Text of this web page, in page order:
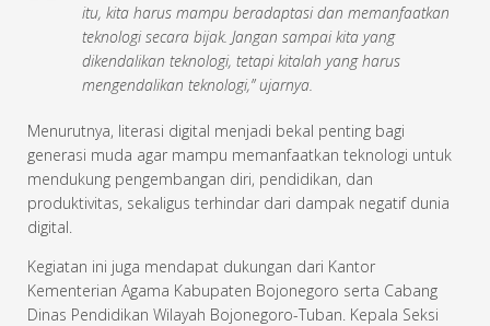
itu, kita harus mampu beradaptasi dan memanfaatkan
teknologi secara bijak. Jangan sampai kita yang
dikendalikan teknologi, tetapi kitalah yang harus
mengendalikan teknologi,” ujarnya.
Menurutnya, literasi digital menjadi bekal penting bagi
generasi muda agar mampu memanfaatkan teknologi untuk
mendukung pengembangan diri, pendidikan, dan
produktivitas, sekaligus terhindar dari dampak negatif dunia
digital.
Kegiatan ini juga mendapat dukungan dari Kantor
Kementerian Agama Kabupaten Bojonegoro serta Cabang
Dinas Pendidikan Wilayah Bojonegoro-Tuban. Kepala Seksi